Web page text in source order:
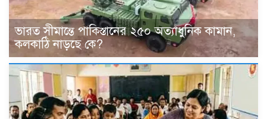
ভারত সীমান্তে পাকিস্তানের ২৫০ অত্যাধুনিক কামান,
কলকাঠি নাড়ছে কে?